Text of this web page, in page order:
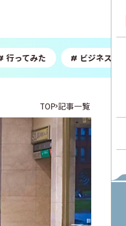
行ってみた # ビジネスホテル
TOP 記事一覧